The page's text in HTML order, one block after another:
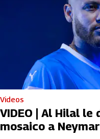
Videos
VIDEO | Al Hilal
mosaico a